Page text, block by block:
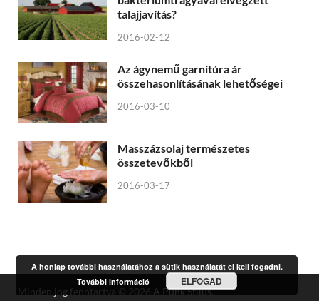
talajjavítás?
2016-02-12
Az ágynemű garnitúra ár
összehasonlításának lehetőségei
2016-03-10
Masszázsolaj természetes
összetevőkből
2016-03-17
Minden jog fenntartva © 2026 A Punk Stílus.
A honlap további használatához a sütik használatát el kell fogadni.
További információ
ELFOGAD